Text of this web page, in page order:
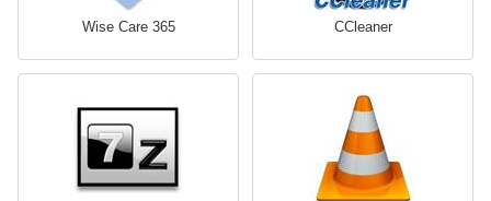
CCleaner
Wise Care 365